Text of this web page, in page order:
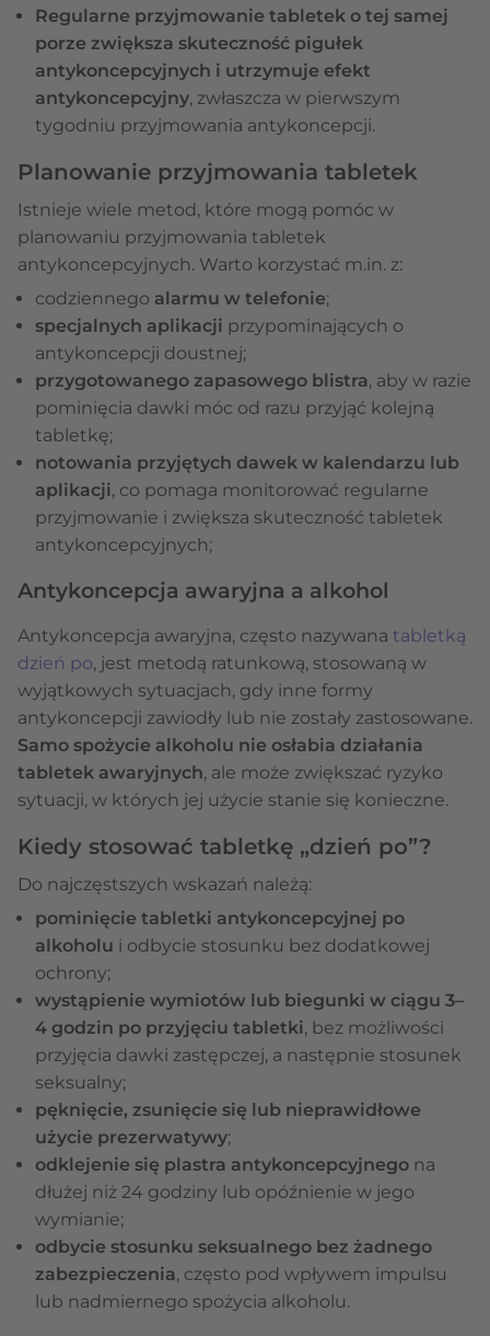
Regularne przyjmowanie tabletek o tej samej
porze zwiększa skuteczność pigułek
antykoncepcyjnych i utrzymuje efekt
antykoncepcyjny, zwłaszcza w pierwszym
tygodniu przyjmowania antykoncepcji.
Planowanie przyjmowania tabletek
Istnieje wiele metod, które mogą pomóc w
planowaniu przyjmowania tabletek
antykoncepcyjnych. Warto korzystać m.in. z:
codziennego alarmu w telefonie;
specjalnych aplikacji przypominających o
antykoncepcji doustnej;
przygotowanego zapasowego blistra, aby w razie
pominięcia dawki móc od razu przyjąć kolejną
tabletkę;
notowania przyjętych dawek w kalendarzu lub
aplikacji, co pomaga monitorować regularne
przyjmowanie i zwiększa skuteczność tabletek
antykoncepcyjnych;
Antykoncepcja awaryjna a alkohol
Antykoncepcja awaryjna, często nazywana tabletką
dzień po, jest metodą ratunkową, stosowaną w
wyjątkowych sytuacjach, gdy inne formy
antykoncepcji zawiodły lub nie zostały zastosowane.
Samo spożycie alkoholu nie osłabia działania
tabletek awaryjnych, ale może zwiększać ryzyko
sytuacji, w których jej użycie stanie się konieczne.
Kiedy stosować tabletkę „dzień po”?
Do najczęstszych wskazań należą:
pominięcie tabletki antykoncepcyjnej po
alkoholu i odbycie stosunku bez dodatkowej
ochrony;
wystąpienie wymiotów lub biegunki w ciągu 3–
4 godzin po przyjęciu tabletki, bez możliwości
przyjęcia dawki zastępczej, a następnie stosunek
seksualny;
pęknięcie, zsunięcie się lub nieprawidłowe
użycie prezerwatywy;
odklejenie się plastra antykoncepcyjnego na
dłużej niż 24 godziny lub opóźnienie w jego
wymianie;
odbycie stosunku seksualnego bez żadnego
zabezpieczenia, często pod wpływem impulsu
lub nadmiernego spożycia alkoholu.